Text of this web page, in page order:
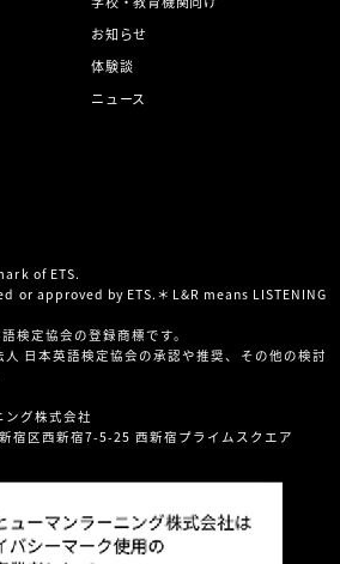
お知らせ
体験談
ニュース
of ETS.
or approved by ETS.＊L&R means LISTENING
検定協会の登録商標です。
日本英語検定協会の承認や推奨、その他の検討
グ株式会社
区西新宿7-5-25 西新宿プライムスクエア